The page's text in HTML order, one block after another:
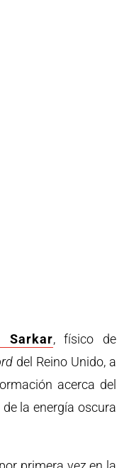
Sarkar, físico de
del Reino Unido, a
acerca del
la energía oscura